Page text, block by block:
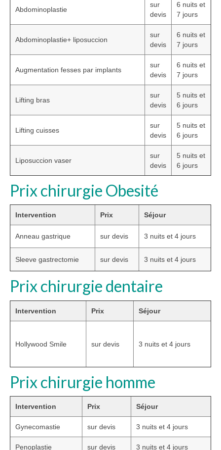
Abdominoplastie
sur
devis
6 nuits et
7 jours
Abdominoplastie+ liposuccion
sur
devis
6 nuits et
7 jours
Augmentation fesses par implants
sur
devis
6 nuits et
7 jours
Lifting bras
sur
devis
5 nuits et
6 jours
Lifting cuisses
sur
devis
5 nuits et
6 jours
Liposuccion vaser
sur
devis
5 nuits et
6 jours
Prix chirurgie Obesité
Intervention Prix Séjour
Anneau gastrique sur devis 3 nuits et 4 jours
Sleeve gastrectomie sur devis 3 nuits et 4 jours
Prix chirurgie dentaire
Intervention Prix Séjour
Hollywood Smile sur devis 3 nuits et 4 jours
Prix chirurgie homme
Intervention Prix Séjour
Gynecomastie sur devis 3 nuits et 4 jours
Penoplastie sur devis 3 nuits et 4 jours